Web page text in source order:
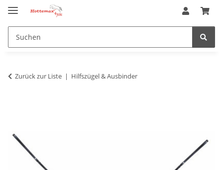
Zurück zur Liste Hilfszügel & Ausbinder